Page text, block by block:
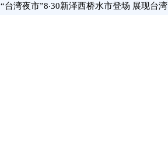
“台湾夜市”8‧30新泽西桥水市登场 展现台湾